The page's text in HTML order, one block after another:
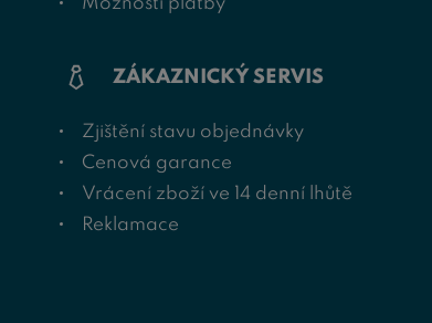
Možnosti platby
ZÁKAZNICKÝ SERVIS
Zjištění stavu objednávky
Cenová garance
Vrácení zboží ve 14 denní lhůtě
Reklamace